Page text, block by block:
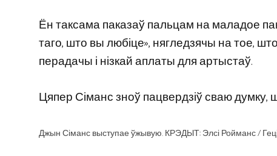
Ён таксама паказаў пальцам на маладое
таго, што вы любіце», нягледзячы на ​​​​тое,
перадачы і нізкай аплаты для артыстаў.
Цяпер Сіманс зноў пацвердзіў сваю думку,
Джын Сіманс выступае ўжывую. КРЭДЫТ: Элсі Ройманс /